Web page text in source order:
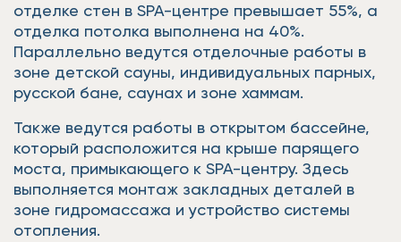
отделке стен в SPA-центре превышает 55%, а
отделка потолка выполнена на 40%.
Параллельно ведутся отделочные работы в
зоне детской сауны, индивидуальных парных,
русской бане, саунах и зоне хаммам.
Также ведутся работы в открытом бассейне,
который расположится на крыше парящего
моста, примыкающего к SPA-центру. Здесь
выполняется монтаж закладных деталей в
зоне гидромассажа и устройство системы
отопления.